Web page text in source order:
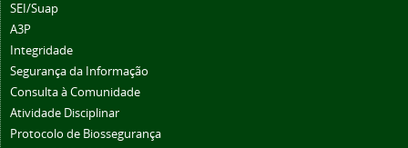
SEI/Suap
A3P
Integridade
Segurança da Informação
Consulta à Comunidade
Atividade Disciplinar
Protocolo de Biossegurança